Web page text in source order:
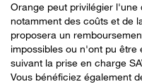
Orange peut privilégier
notamment des coûts et de
proposera un
impossibles ou n'ont pu
suivant la prise en charge
Vous bénéficiez également